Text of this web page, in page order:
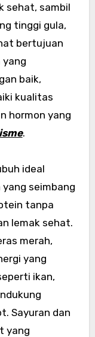
sehat, sambil
tinggi gula,
bertujuan
yang
baik,
kualitas
hormon yang
.
ideal
seimbang
tanpa
lemak sehat.
merah,
yang
ikan,
Sayuran dan
yang